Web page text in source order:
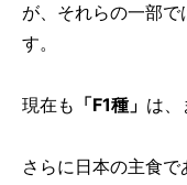
が、それらの一部で
す。
現在も 「F1種」 は、
さらに日本の主食で